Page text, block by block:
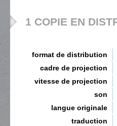
1 COPIE EN
format de distribution
cadre de projection
vitesse de projection
son
langue originale
traduction